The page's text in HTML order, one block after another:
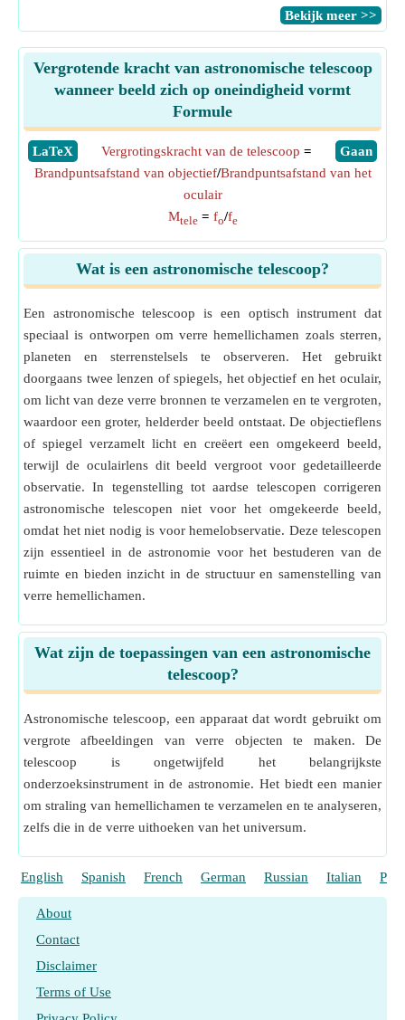
​Bekijk meer >>
Vergrotende kracht van astronomische telescoop
wanneer beeld zich op oneindigheid vormt
Formule
​LaTeX ​Gaan
Vergrotingskracht van de telescoop =
Brandpuntsafstand van objectief/Brandpuntsafstand van het
oculair
Mtele = fo/fe
Wat is een astronomische telescoop?
Een astronomische telescoop is een optisch instrument dat
speciaal is ontworpen om verre hemellichamen zoals sterren,
planeten en sterrenstelsels te observeren. Het gebruikt
doorgaans twee lenzen of spiegels, het objectief en het oculair,
om licht van deze verre bronnen te verzamelen en te vergroten,
waardoor een groter, helderder beeld ontstaat. De objectieflens
of spiegel verzamelt licht en creëert een omgekeerd beeld,
terwijl de oculairlens dit beeld vergroot voor gedetailleerde
observatie. In tegenstelling tot aardse telescopen corrigeren
astronomische telescopen niet voor het omgekeerde beeld,
omdat het niet nodig is voor hemelobservatie. Deze telescopen
zijn essentieel in de astronomie voor het bestuderen van de
ruimte en bieden inzicht in de structuur en samenstelling van
verre hemellichamen.
Wat zijn de toepassingen van een astronomische
telescoop?
Astronomische telescoop, een apparaat dat wordt gebruikt om
vergrote afbeeldingen van verre objecten te maken. De
telescoop is ongetwijfeld het belangrijkste
onderzoeksinstrument in de astronomie. Het biedt een manier
om straling van hemellichamen te verzamelen en te analyseren,
zelfs die in de verre uithoeken van het universum.
English Spanish French German Russian Italian
About
Contact
Disclaimer
Terms of Use